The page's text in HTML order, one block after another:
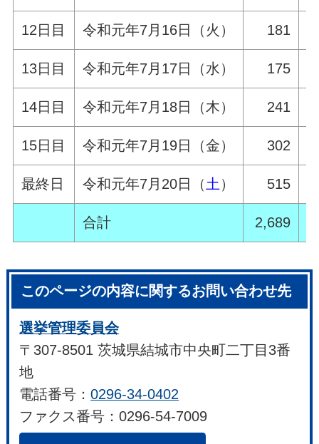
12日目 令和元年7月16日（火） 181
13日目 令和元年7月17日（水） 175
14日目 令和元年7月18日（木） 241
15日目 令和元年7月19日（金） 302
最終日 令和元年7月20日（ 土 ） 515
合計 2,689
このページの内容に関するお問い合わせ先
選挙管理委員会
〒307-8501 茨城県結城市中央町二丁目3番
地
電話番号：0296-34-0402
ファクス番号：0296-54-7009